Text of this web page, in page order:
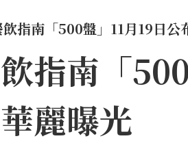
指南「500盤」11月19日
指南「
麗曝光